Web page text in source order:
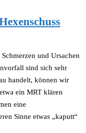
und Ursachen
sind sich sehr
handelt, können wir
ein MRT klären
eine
Sinne etwas „kaputt“